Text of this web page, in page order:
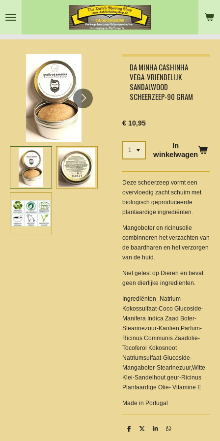
direct
de
DA MINHA CASHINHA
VEGA-VRIENDELIJK
SANDALWOOD
SCHEERZEEP-90 GRAM
€ 10,95
In
winkelwagen
Deze scheerzeep vormt een
overvloedig zacht schuim met
biologisch geproduceerde
plantaardige ingrediënten.
Mangoboter en ricinusolie
combinneren het verzachten van
de baardharen en het verzorgen
van de huid.
Niet getest op Dieren en bevat
geen dierlijke ingrediënten.
Ingrediënten_Natrium
Kokossulfaat-Coco Glucoside-
Manifera Indica Zaad Boter-
Stearinezuur-Kaolien,Parfum-
Ricinus Communis Zaadolie-
Tocoferol Kokosnoot
Natriumsulfaat-Glucoside-
Mangaboter-Stearinezuur,Witte
Klei-Sandelhout geur-Ricinus
Plantaardige Olie- Vitamine E
Made in Portugal
D
D
S
D